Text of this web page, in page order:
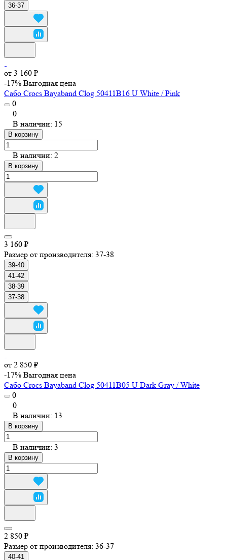
36-37
от 3 160 ₽
-17% Выгодная цена
Сабо Crocs Bayaband Clog 50411B16 U White / Pink
0
0
В наличии: 15
В корзину
В наличии: 2
В корзину
3 160 ₽
Размер от производителя: 37-38
39-40
41-42
38-39
37-38
от 2 850 ₽
-17% Выгодная цена
Сабо Crocs Bayaband Clog 50411B05 U Dark Gray / White
0
0
В наличии: 13
В корзину
В наличии: 3
В корзину
2 850 ₽
Размер от производителя: 36-37
40-41